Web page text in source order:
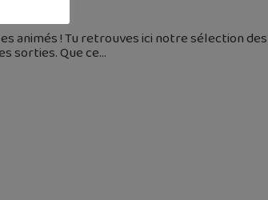
animés ! Tu retrouves ici notre sélection
sorties. Que ce